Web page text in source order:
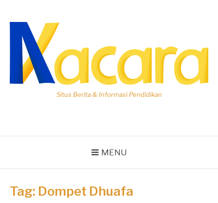
konten
Situs Berita & Informasi Pendidikan
MENU
Tag: Dompet Dhuafa